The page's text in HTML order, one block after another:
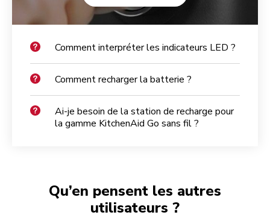
Comment interpréter les indicateurs LED ?
Comment recharger la batterie ?
Ai-je besoin de la station de recharge pour
la gamme KitchenAid Go sans fil ?
Qu’en pensent les autres
utilisateurs ?